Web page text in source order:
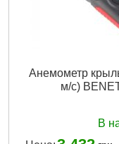
Анемометр
м/с)
В